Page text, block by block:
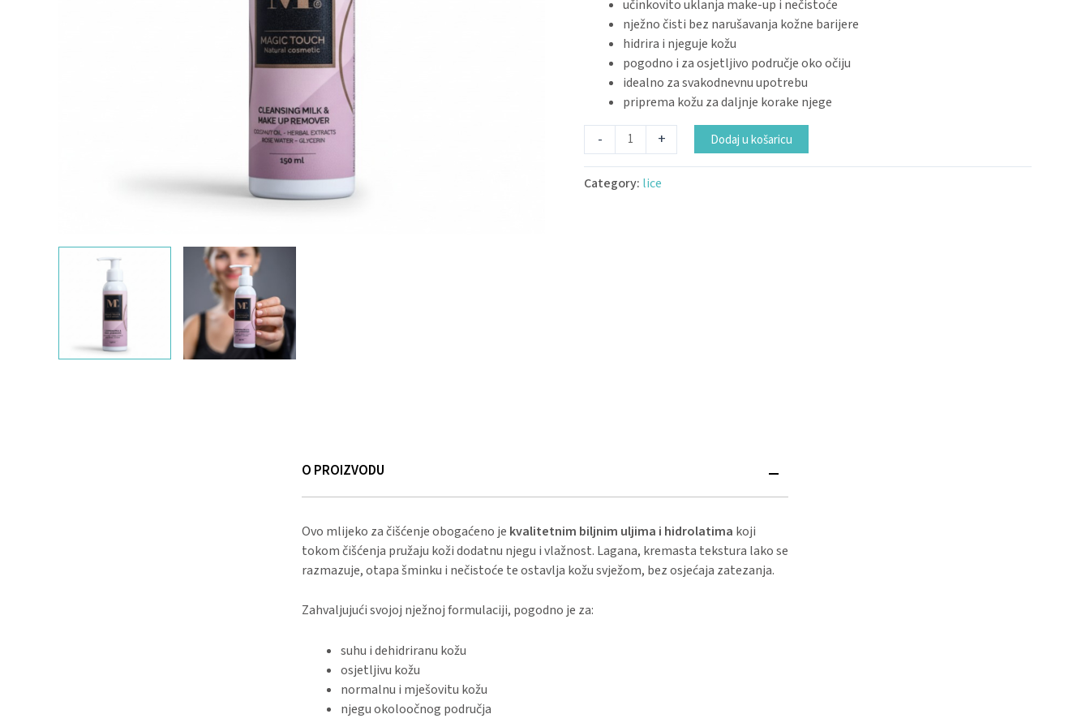
učinkovito uklanja make-up i nečistoće
nježno čisti bez narušavanja kožne barijere
hidrira i njeguje kožu
pogodno i za osjetljivo područje oko očiju
idealno za svakodnevnu upotrebu
priprema kožu za daljnje korake njege
- + Dodaj u košaricu
Category: lice
O PROIZVODU
Ovo mlijeko za čišćenje obogaćeno je kvalitetnim biljnim uljima i hidrolatima koji
tokom čišćenja pružaju koži dodatnu njegu i vlažnost. Lagana, kremasta tekstura lako se
razmazuje, otapa šminku i nečistoće te ostavlja kožu svježom, bez osjećaja zatezanja.
Zahvaljujući svojoj nježnoj formulaciji, pogodno je za:
suhu i dehidriranu kožu
osjetljivu kožu
normalnu i mješovitu kožu
njegu okoloočnog područja